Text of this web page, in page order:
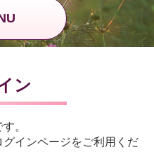
ン
。
インページをご利用くだ